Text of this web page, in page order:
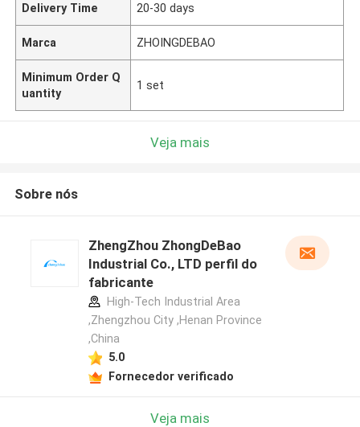
Delivery Time 20-30 days
Marca ZHOINGDEBAO
Minimum Order Q
uantity
1 set
Veja mais
Sobre nós
ZhengZhou ZhongDeBao
Industrial Co., LTD perfil do
fabricante
High-Tech Industrial Area
,Zhengzhou City ,Henan Province
,China
5.0
Fornecedor verificado
Veja mais